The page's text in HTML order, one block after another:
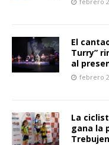
El
Turry”
al
febrero
La
gana la